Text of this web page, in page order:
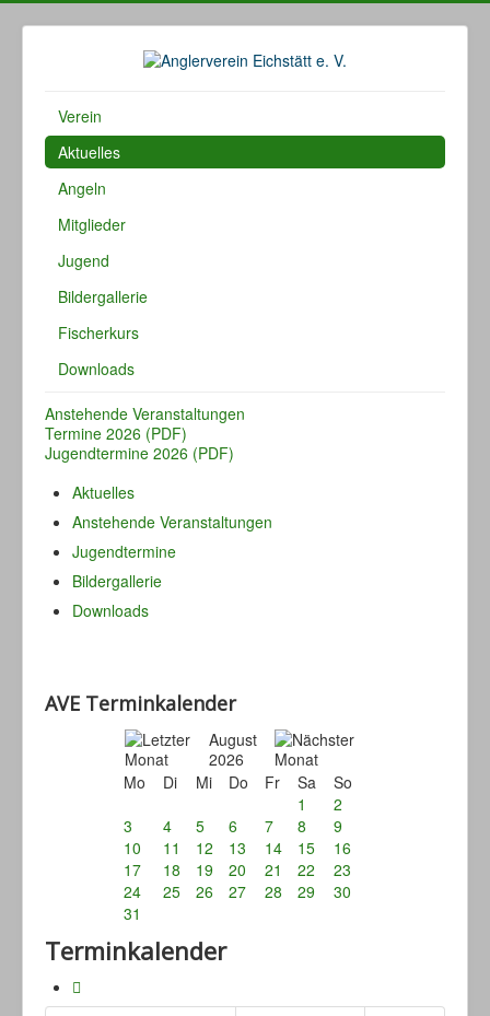
Verein
Aktuelles
Angeln
Mitglieder
Jugend
Bildergallerie
Fischerkurs
Downloads
Anstehende Veranstaltungen
Termine 2026 (PDF)
Jugendtermine 2026 (PDF)
Aktuelles
Anstehende Veranstaltungen
Jugendtermine
Bildergallerie
Downloads
AVE Terminkalender
August
2026
Mo
Di Mi Do Fr Sa
So
1
2
3
4 5 6 7 8
9
10
11 12 13 14 15
16
17
18 19 20 21 22
23
24
25 26 27 28 29
30
31
Terminkalender